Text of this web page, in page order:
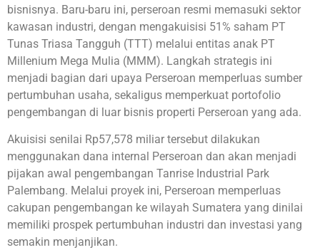
bisnisnya. Baru-baru ini, perseroan resmi memasuki sektor
kawasan industri, dengan mengakuisisi 51% saham PT
Tunas Triasa Tangguh (TTT) melalui entitas anak PT
Millenium Mega Mulia (MMM). Langkah strategis ini
menjadi bagian dari upaya Perseroan memperluas sumber
pertumbuhan usaha, sekaligus memperkuat portofolio
pengembangan di luar bisnis properti Perseroan yang ada.
Akuisisi senilai Rp57,578 miliar tersebut dilakukan
menggunakan dana internal Perseroan dan akan menjadi
pijakan awal pengembangan Tanrise Industrial Park
Palembang. Melalui proyek ini, Perseroan memperluas
cakupan pengembangan ke wilayah Sumatera yang dinilai
memiliki prospek pertumbuhan industri dan investasi yang
semakin menjanjikan.